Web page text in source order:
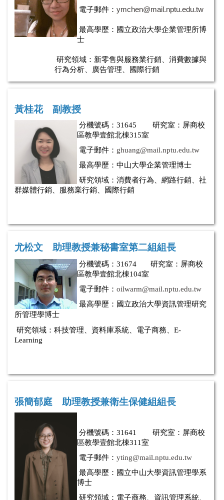
電子郵件： ymchen@mail.nptu.edu.tw
最高學歷：國立政治大學企業管理所博
士
研究領域：新零售與服務業行銷、消費數據與
行為分析、廣告管理、國際行銷
黃桂花副教授
分機號碼： 31645 研究室：屏商校
區教學壹館北棟315室
電子郵件 ： ghuang@mail.nptu.edu.tw
最高學歷：中山大學企業管理博士
研究領域：消費者行為、網路行銷、社
群媒體行銷、
服務業行銷、國際行銷
尤松文 助理教授兼秘書室第二組組長
分機號碼： 31674 研究室：屏商校
區教學壹館北棟104室
電子郵件 ： oilwarm@mail.nptu.edu.tw
最高學歷： 國立政治大學資訊管理研究
所管理學博士
研究領域： 科技管理、資料庫系統、電子商務、E-
Learning
張簡郁庭 助理教授兼衛生保健組組長
分機號碼： 31641 研究室：屏商校
區教學壹館北棟311室
電子郵件 ： yting@mail.nptu.edu.tw
最高學歷：國立中山大學資訊管理學系
博士
研究領域：電子商務、資訊管理系統、